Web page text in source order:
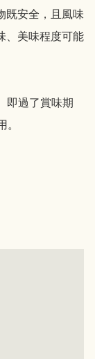
既安全，且風味
、美味程度可能
即過了賞味期